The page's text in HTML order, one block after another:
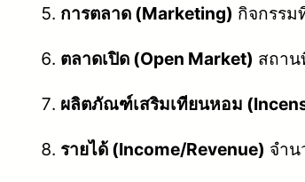
การตลาด (Marketing) กิจกรรม
ตลาดเปิด (Open Market) สถาน
ผลิตภัณฑ์เสริมเทียนหอม
รายได้ (Income/Revenue) จำน